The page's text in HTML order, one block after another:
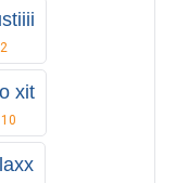
2
xit
10